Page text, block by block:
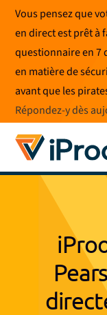
Skip
content
Vous pensez que
en direct est prêt à
questionnaire en 7
en matière de
avant que les
Répondez-y dès